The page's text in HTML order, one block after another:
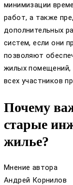
минимизации
работ, а также
дополнительных
систем, если они
позволяют
жилых помещений,
всех участников
Почему
старые
жилье?
Мнение автора
Андрей Корнилов